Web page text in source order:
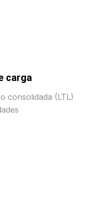
carga
consolidada (LTL)